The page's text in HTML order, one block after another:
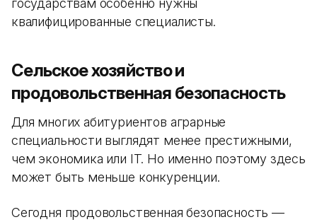
государствам особенно нужны
квалифицированные специалисты.
Сельское хозяйство и
продовольственная безопасность
Для многих абитуриентов аграрные
специальности выглядят менее престижными,
чем экономика или IT. Но именно поэтому здесь
может быть меньше конкуренции.
Сегодня продовольственная безопасность —